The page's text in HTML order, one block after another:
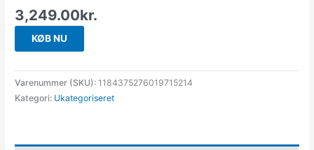
3,249.00kr.
KØB NU
Varenummer (SKU): 1184375276019715214
Kategori: Ukategoriseret